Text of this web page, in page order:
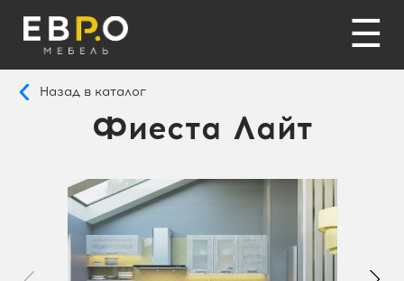
☰
Назад в каталог
Фиеста Лайт